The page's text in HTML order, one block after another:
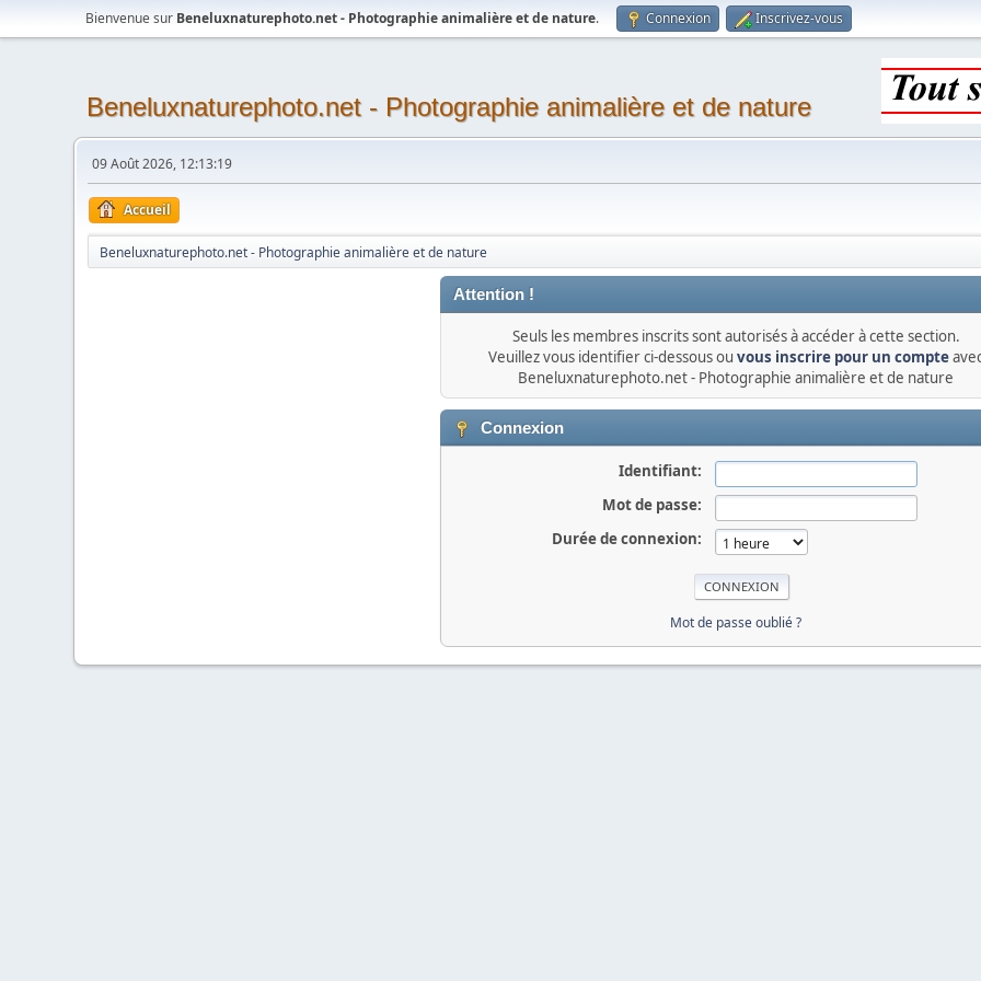
Bienvenue sur Beneluxnaturephoto.net - Photographie animalière et de nature. Connexion Inscrivez-vous
Beneluxnaturephoto.net - Photographie animalière et de nature
09 Août 2026, 12:13:19
Accueil
Beneluxnaturephoto.net - Photographie animalière et de nature
Attention !
Seuls les membres inscrits sont autorisés à accéder à cette section.
Veuillez vous identifier ci-dessous ou vous inscrire pour un compte
Beneluxnaturephoto.net - Photographie animalière et de nature
Connexion
Identifiant:
Mot de passe:
Durée de connexion:
Mot de passe oublié ?